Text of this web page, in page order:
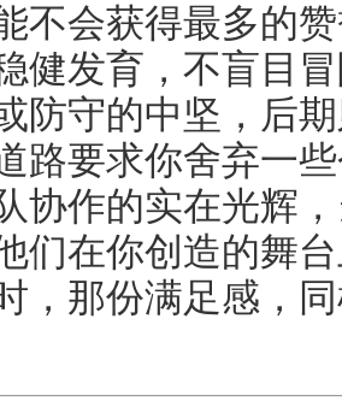
不会获得最多的
健发育，不盲目
防守的中坚，后
路要求你舍弃一
协作的实在光辉
们在你创造的舞
，那份满足感，